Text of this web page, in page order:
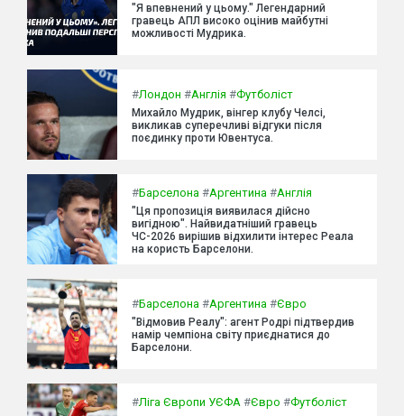
"Я впевнений у цьому." Легендарний
гравець АПЛ високо оцінив майбутні
можливості Мудрика.
#Лондон #Англія #Футболіст
Михайло Мудрик, вінгер клубу Челсі,
викликав суперечливі відгуки після
поєдинку проти Ювентуса.
#Барселона #Аргентина #Англія
"Ця пропозиція виявилася дійсно
вигідною". Найвидатніший гравець
ЧС-2026 вирішив відхилити інтерес Реала
на користь Барселони.
#Барселона #Аргентина #Євро
"Відмовив Реалу": агент Родрі підтвердив
намір чемпіона світу приєднатися до
Барселони.
#Ліга Європи УЄФА #Євро #Футболіст